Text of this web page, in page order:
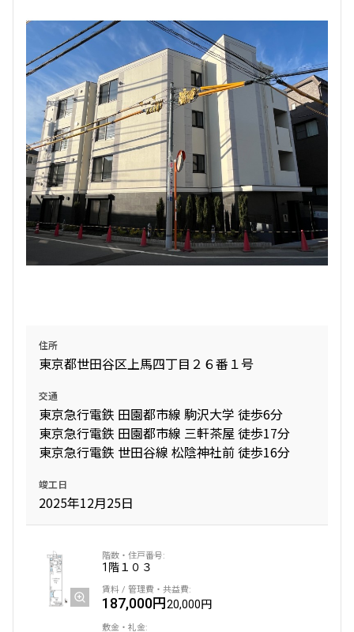
住所
東京都世田谷区上馬四丁目２６番１号
交通
東京急行電鉄 田園都市線 駒沢大学 徒歩6分
東京急行電鉄 田園都市線 三軒茶屋 徒歩17分
東京急行電鉄 世田谷線 松陰神社前 徒歩16分
竣工日
2025年12月25日
1階１０３
187,000円20,000円